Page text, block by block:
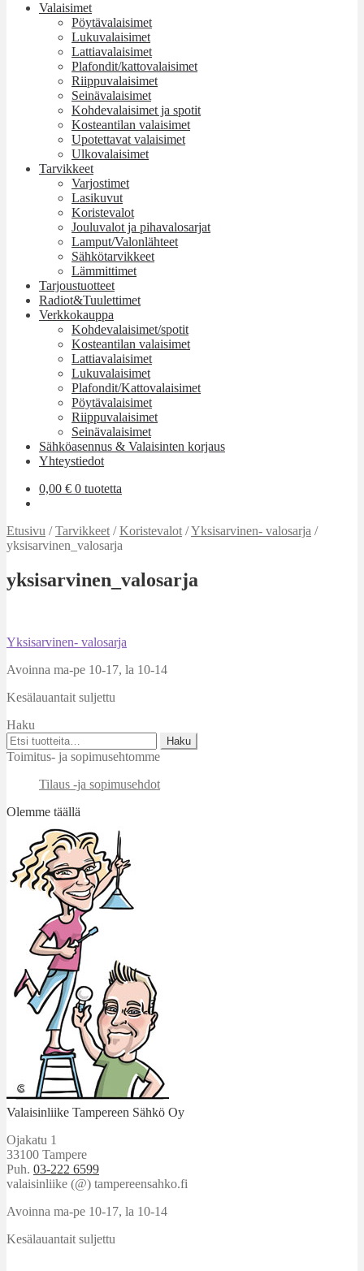
Valaisimet
Pöytävalaisimet
Lukuvalaisimet
Lattiavalaisimet
Plafondit/kattovalaisimet
Riippuvalaisimet
Seinävalaisimet
Kohdevalaisimet ja spotit
Kosteantilan valaisimet
Upotettavat valaisimet
Ulkovalaisimet
Tarvikkeet
Varjostimet
Lasikuvut
Koristevalot
Jouluvalot ja pihavalosarjat
Lamput/Valonlähteet
Sähkötarvikkeet
Lämmittimet
Tarjoustuotteet
Radiot&Tuulettimet
Verkkokauppa
Kohdevalaisimet/spotit
Kosteantilan valaisimet
Lattiavalaisimet
Lukuvalaisimet
Plafondit/Kattovalaisimet
Pöytävalaisimet
Riippuvalaisimet
Seinävalaisimet
Sähköasennus & Valaisinten korjaus
Yhteystiedot
0,00 € 0 tuotetta
Etusivu /Tarvikkeet /Koristevalot /Yksisarvinen- valosarja /
yksisarvinen_valosarja
yksisarvinen_valosarja
Artikkelien
selaus
Edellinen
Yksisarvinen- valosarja
Avoinna ma-pe 10-17, la 10-14
Kesälauantait suljettu
Haku
Etsi:
Haku
Toimitus- ja sopimusehtomme
Tilaus -ja sopimusehdot
Olemme täällä
Valaisinliike Tampereen Sähkö Oy
Ojakatu 1
33100 Tampere
Puh. 03-222 6599
valaisinliike (@) tampereensahko.fi
Avoinna ma-pe 10-17, la 10-14
Kesälauantait suljettu